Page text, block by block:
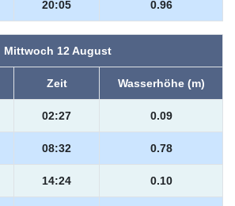
20:05 0.96
Mittwoch 12 August
Zeit Wasserhöhe (m)
02:27 0.09
08:32 0.78
14:24 0.10